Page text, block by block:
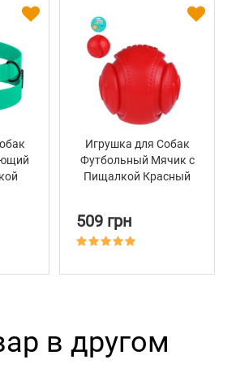
Игрушка для Собак
Футбольный Мячик с
Пищалкой Красный
509 грн
в другом